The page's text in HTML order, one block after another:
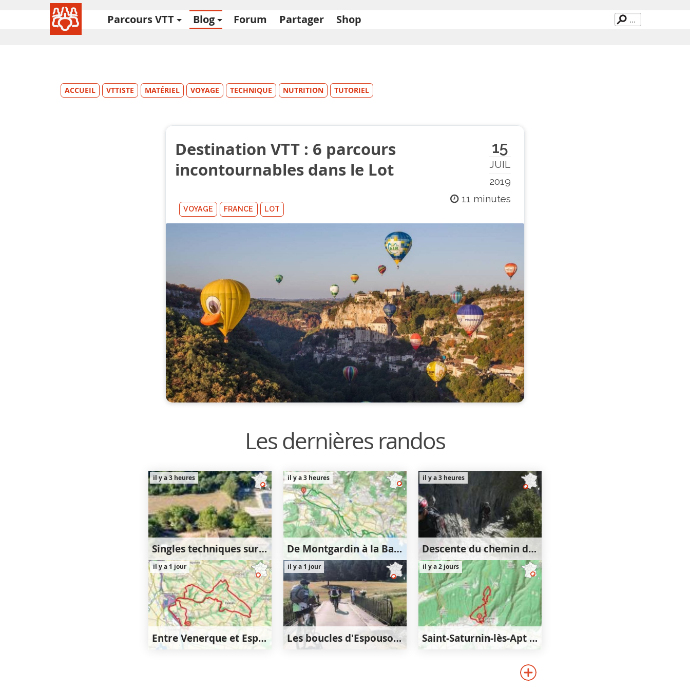
Parcours VTT Blog Forum Partager Shop
ACCUEIL VTTISTE MATÉRIEL VOYAGE TECHNIQUE NUTRITION TUTORIEL
15
JUIL
2019
Destination VTT : 6 parcours
incontournables dans le Lot
11 minutes
VOYAGE FRANCE LOT
Les dernières randos
il y a 3 heures
Singles techniques sur Venasque puis Notre-Dame des Anges
47km
1330m
1330m
il y a 3 heures
De Montgardin à la Baie Saint-Michel
22km
540m
540m
il y a 3 heures
Descente du chemin de la Mâture
16km
660m
660m
il y a 1 jour
Entre Venerque et Espanès
il y a 1 jour
Les boucles d'Espousouille
il y a 2 jours
Saint-Saturnin-lès-Apt - Lourète - Redony